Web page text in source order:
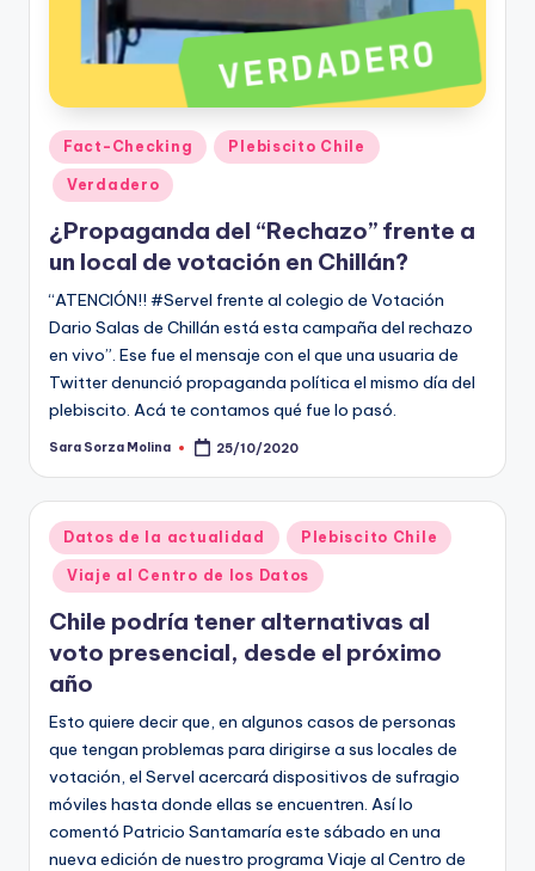
Publicado
en
Fact-Checking Plebiscito Chile
Verdadero
¿Propaganda del “Rechazo” frente a
un local de votación en Chillán?
“ATENCIÓN!! #Servel frente al colegio de Votación
Dario Salas de Chillán está esta campaña del rechazo
en vivo”. Ese fue el mensaje con el que una usuaria de
Twitter denunció propaganda política el mismo día del
plebiscito. Acá te contamos qué fue lo pasó.
Publicado
Sara Sorza Molina 25/10/2020
Publicado
en
Datos de la actualidad Plebiscito Chile
Viaje al Centro de los Datos
Chile podría tener alternativas al
voto presencial, desde el próximo
año
Esto quiere decir que, en algunos casos de personas
que tengan problemas para dirigirse a sus locales de
votación, el Servel acercará dispositivos de sufragio
móviles hasta donde ellas se encuentren. Así lo
comentó Patricio Santamaría este sábado en una
nueva edición de nuestro programa Viaje al Centro de